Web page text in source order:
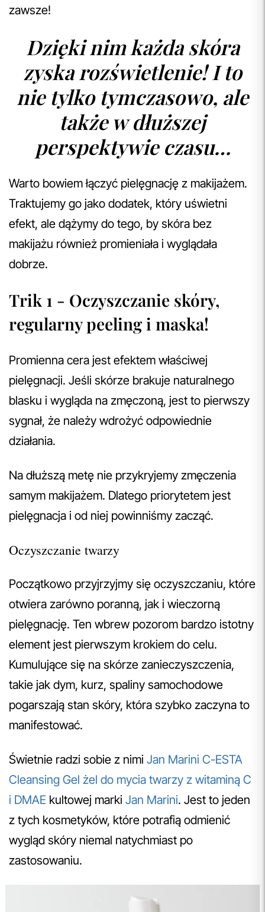
zawsze!
Dzięki nim każda skóra
zyska rozświetlenie! I to
nie tylko tymczasowo, ale
także w dłuższej
perspektywie czasu…
Warto bowiem łączyć pielęgnację z makijażem.
Traktujemy go jako dodatek, który uświetni
efekt, ale dążymy do tego, by skóra bez
makijażu również promieniała i wyglądała
dobrze.
Trik 1 - Oczyszczanie skóry,
regularny peeling i maska!
Promienna cera jest efektem właściwej
pielęgnacji. Jeśli skórze brakuje naturalnego
blasku i wygląda na zmęczoną, jest to pierwszy
sygnał, że należy wdrożyć odpowiednie
działania.
Na dłuższą metę nie przykryjemy zmęczenia
samym makijażem. Dlatego priorytetem jest
pielęgnacja i od niej powinniśmy zacząć.
Oczyszczanie twarzy
Początkowo przyjrzyjmy się oczyszczaniu, które
otwiera zarówno poranną, jak i wieczorną
pielęgnację. Ten wbrew pozorom bardzo istotny
element jest pierwszym krokiem do celu.
Kumulujące się na skórze zanieczyszczenia,
takie jak dym, kurz, spaliny samochodowe
pogarszają stan skóry, która szybko zaczyna to
manifestować.
Świetnie radzi sobie z nimi Jan Marini C-ESTA
Cleansing Gel żel do mycia twarzy z witaminą C
i DMAE kultowej marki Jan Marini. Jest to jeden
z tych kosmetyków, które potrafią odmienić
wygląd skóry niemal natychmiast po
zastosowaniu.